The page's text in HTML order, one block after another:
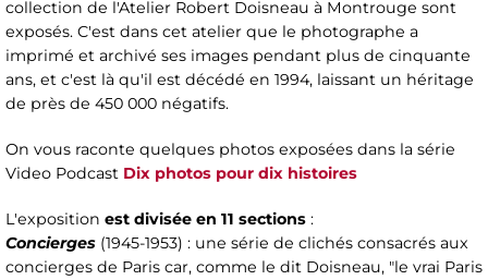
collection de l'Atelier Robert Doisneau à Montrouge sont
exposés. C'est dans cet atelier que le photographe a
imprimé et archivé ses images pendant plus de cinquante
ans, et c'est là qu'il est décédé en 1994, laissant un héritage
de près de 450 000 négatifs.
On vous raconte quelques photos exposées dans la série
Video Podcast Dix photos pour dix histoires⁠
L'exposition est divisée en 11 sections :
Concierges (1945-1953) : une série de clichés consacrés aux
concierges de Paris car, comme le dit Doisneau, "le vrai Paris